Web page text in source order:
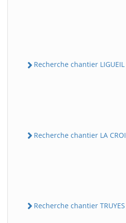
Recherche chantier LIGUEIL
Recherche chantier LA
Recherche chantier TRUYES